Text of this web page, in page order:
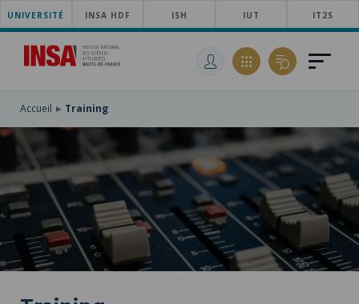
SKIP
TO
MAIN
NAVIGATION
SKIP
MAIN
SKIP
UNIVERSITÉ INSA HDF ISH IUT IT2S
Accueil Training